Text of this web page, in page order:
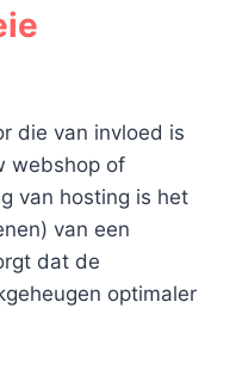
die van invloed is
webshop of
van hosting is het
van een
dat de
optimaler